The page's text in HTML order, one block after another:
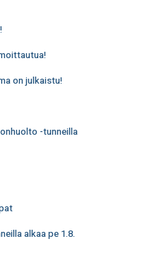
on julkaistu!
-tunneilla
alkaa pe 1.8.